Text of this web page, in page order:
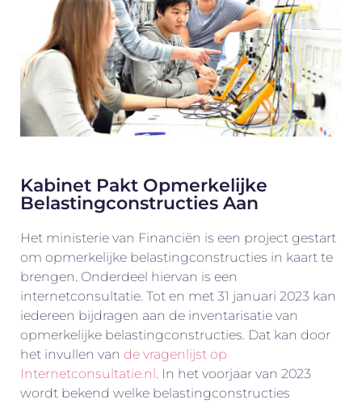
Kabinet Pakt Opmerkelijke
Belastingconstructies Aan
Het ministerie van Financiën is een project gestart
om opmerkelijke belastingconstructies in kaart te
brengen. Onderdeel hiervan is een
internetconsultatie. Tot en met 31 januari 2023 kan
iedereen bijdragen aan de inventarisatie van
opmerkelijke belastingconstructies. Dat kan door
het invullen van de vragenlijst op
Internetconsultatie.nl . In het voorjaar van 2023
wordt bekend welke belastingconstructies